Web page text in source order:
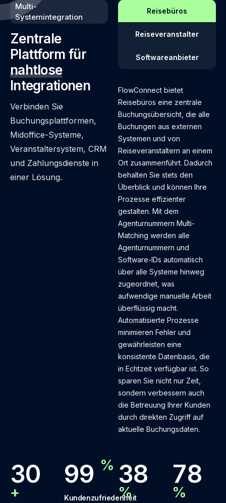
Multi-
Systemintegration
Zentrale
Plattform für
nahtlose
Integrationen
Verbinden Sie
Buchungsplattformen,
Midoffice-Systeme,
Veranstaltersystem, CRM
und Zahlungsdienste in
einer Lösung.
Reisebüros
Reiseveranstalter
Softwareanbieter
FlowConnect bietet
Reisebüros eine zentrale
Buchungsübersicht, die alle
Buchungen aus externen
Systemen und von
Reiseveranstaltern an einem
Ort zusammenführt. Dadurch
behalten Sie stets den
Überblick und können Ihre
Prozesse effizienter
gestalten. Mit dem
Agenturnummern Multi-
Matching werden alle
Agenturnummern und
Software-IDs automatisch
über alle Systeme hinweg
zugeordnet, was
aufwendige manuelle Arbeit
überflüssig macht.
Automatisierte Prozesse
minimieren Fehler und
gewährleisten eine
konsistente Datenbasis, die
in Echtzeit verfügbar ist. So
sparen Sie nicht nur Zeit,
sondern verbessern auch
die Betreuung Ihrer Kunden
durch direkten Zugriff auf
aktuelle Buchungsdaten.
30
+
99 %
Kundenzufriedenheit
38
%
78
%